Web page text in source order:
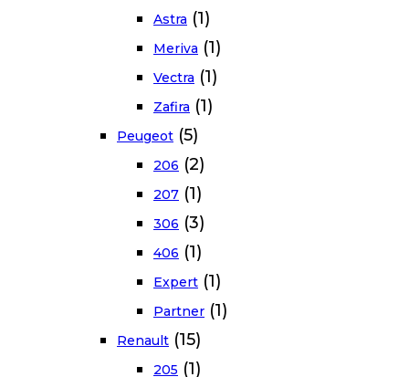
Astra (1)
Meriva (1)
Vectra (1)
Zafira (1)
Peugeot (5)
206 (2)
207 (1)
306 (3)
406 (1)
Expert (1)
Partner (1)
Renault (15)
205 (1)